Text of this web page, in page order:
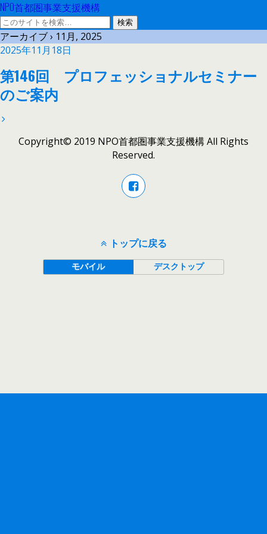
NPO首都圏事業支援機構
アーカイブ › 11月, 2025
2025年11月18日
第146回 プロフェッショナルセミナー
のご案内
Copyright© 2019 NPO首都圏事業支援機構 All Rights
Reserved.
トップに戻る
モバイル デスクトップ